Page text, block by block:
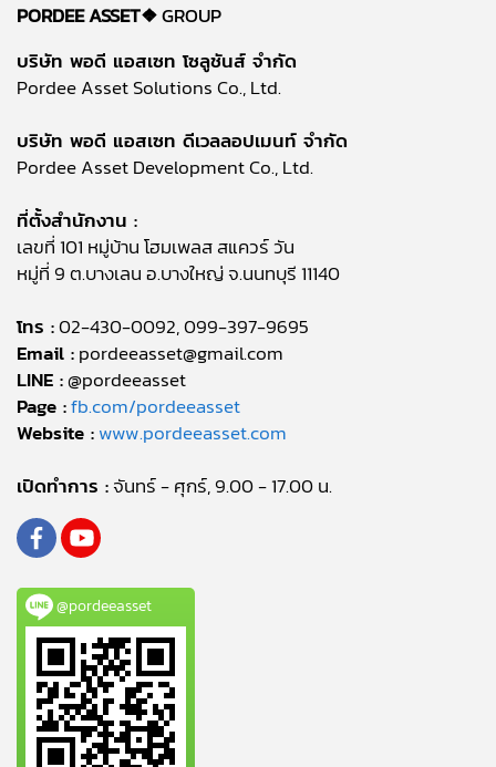
PORDEE ASSET❖GROUP
บริษัท พอดี แอสเซท โซลูชันส์ จำกัด
Pordee Asset Solutions Co., Ltd.
บริษัท พอดี แอสเซท ดีเวลลอปเมนท์ จำกัด
Pordee Asset Development Co., Ltd.
ที่ตั้งสำนักงาน :
เลขที่ 101 หมู่บ้าน โฮมเพลส สแควร์ วัน
หมู่ที่ 9 ต.บางเลน อ.บางใหญ่ จ.นนทบุรี 11140
โทร :02-430-0092, 099-397-9695
Email :pordeeasset@gmail.com
LINE :@pordeeasset
Page :fb.com/pordeeasset
Website :www.pordeeasset.com
เปิดทำการ :จันทร์ - ศุกร์, 9.00 - 17.00 น.
@pordeeasset